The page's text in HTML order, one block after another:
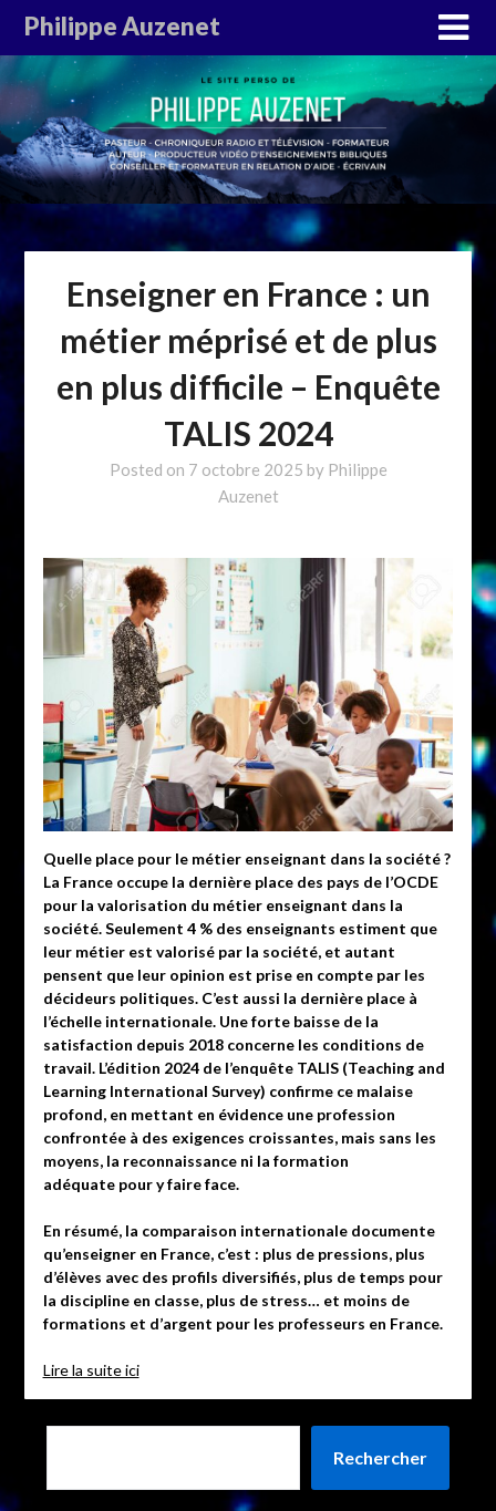
Philippe Auzenet
Enseigner en France : un
métier méprisé et de plus
en plus difficile – Enquête
TALIS 2024
Posted on 7 octobre 2025 by Philippe
Auzenet
Quelle place pour le métier enseignant dans la société ?
La France occupe la dernière place des pays de l’OCDE
pour la valorisation du métier enseignant dans la
société. Seulement 4 % des enseignants estiment que
leur métier est valorisé par la société, et autant
pensent que leur opinion est prise en compte par les
décideurs politiques. C’est aussi la dernière place à
l’échelle internationale. Une forte baisse de la
satisfaction depuis 2018 concerne les conditions de
travail. L’édition 2024 de l’enquête TALIS (Teaching and
Learning International Survey) confirme ce malaise
profond, en mettant en évidence une profession
confrontée à des exigences croissantes, mais sans les
moyens, la reconnaissance ni la formation
adéquate pour y faire face.
En résumé, la comparaison internationale documente
qu’enseigner en France, c’est : plus de pressions, plus
d’élèves avec des profils diversifiés, plus de temps pour
la discipline en classe, plus de stress… et moins de
formations et d’argent pour les professeurs en France.
Lire la suite ici
Rechercher